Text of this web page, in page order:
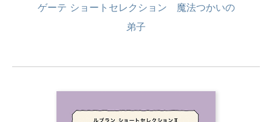
ゲーテ ショートセレクション 魔法つかいの
弟子